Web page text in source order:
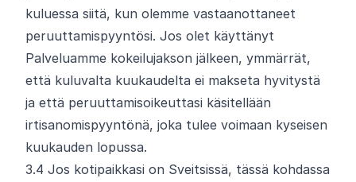
kuluessa siitä, kun olemme vastaanottaneet
peruuttamispyyntösi. Jos olet käyttänyt
Palveluamme kokeilujakson jälkeen, ymmärrät,
että kuluvalta kuukaudelta ei makseta hyvitystä
ja että peruuttamisoikeuttasi käsitellään
irtisanomispyyntönä, joka tulee voimaan kyseisen
kuukauden lopussa.
3.4 Jos kotipaikkasi on Sveitsissä, tässä kohdassa